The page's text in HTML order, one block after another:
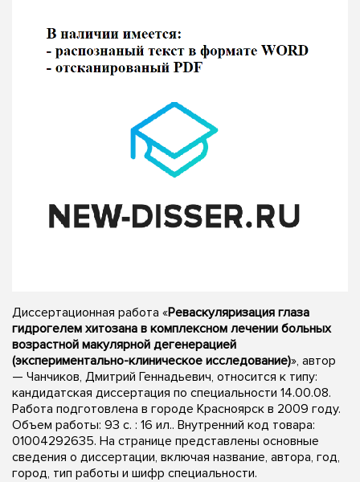
Диссертационная работа «Реваскуляризация глаза
гидрогелем хитозана в комплексном лечении больных
возрастной макулярной дегенерацией
(экспериментально-клиническое исследование)», автор
— Чанчиков, Дмитрий Геннадьевич, относится к типу:
кандидатская диссертация по специальности 14.00.08.
Работа подготовлена в городе Красноярск в 2009 году.
Объем работы: 93 с. : 16 ил.. Внутренний код товара:
01004292635. На странице представлены основные
сведения о диссертации, включая название, автора, год,
город, тип работы и шифр специальности.